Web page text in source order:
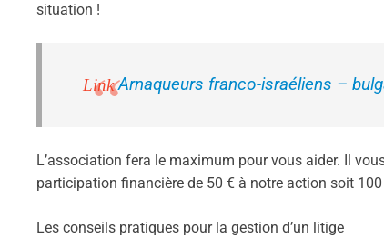
situation !
Arnaqueurs franco-israéliens –
L’association fera le maximum pour vous aider. Il
participation financière de 50 € à notre action soit
Les conseils pratiques pour la gestion d’un litige